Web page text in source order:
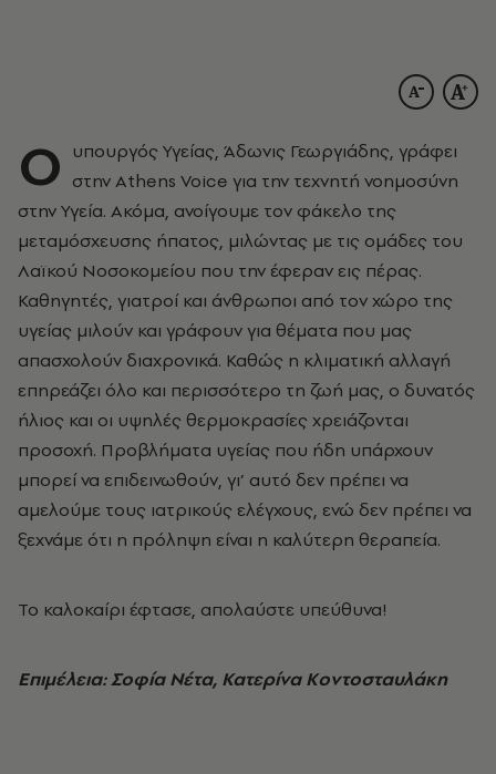
Ο υπουργός Υγείας, Άδωνις Γεωργιάδης, γράφει
στην Athens Voice για την τεχνητή νοημοσύνη
στην Υγεία. Ακόμα, ανοίγουμε τον φάκελο της
μεταμόσχευσης ήπατος, μιλώντας με τις ομάδες του
Λαϊκού Νοσοκομείου που την έφεραν εις πέρας.
Καθηγητές, γιατροί και άνθρωποι από τον χώρο της
υγείας μιλούν και γράφουν για θέματα που μας
απασχολούν διαχρονικά. Καθώς η κλιματική αλλαγή
επηρεάζει όλο και περισσότερο τη ζωή μας, ο δυνατός
ήλιος και οι υψηλές θερμοκρασίες χρειάζονται
προσοχή. Προβλήματα υγείας που ήδη υπάρχουν
μπορεί να επιδεινωθούν, γι’ αυτό δεν πρέπει να
αμελούμε τους ιατρικούς ελέγχους, ενώ δεν πρέπει να
ξεχνάμε ότι η πρόληψη είναι η καλύτερη θεραπεία.
Το καλοκαίρι έφτασε, απολαύστε υπεύθυνα!
Επιμέλεια: Σοφία Νέτα, Κατερίνα Κοντοσταυλάκη